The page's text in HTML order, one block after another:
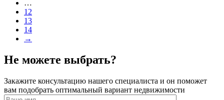
…
12
13
14
→
Не можете выбрать?
Закажите консультацию нашего специалиста и он поможет
вам подобрать оптимальный вариант недвижимости